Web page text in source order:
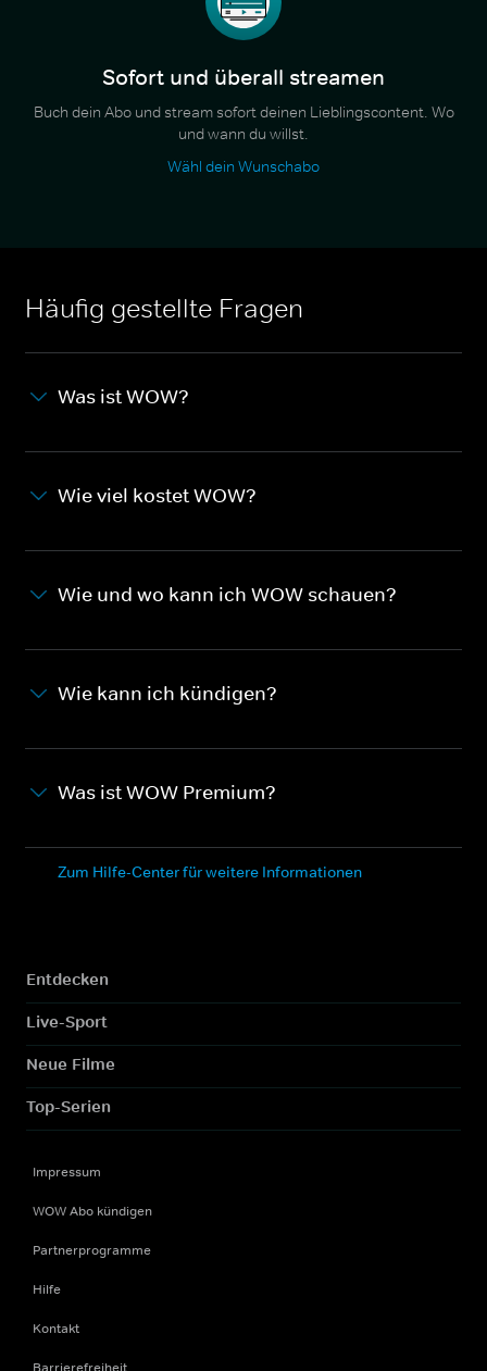
Sofort und überall streamen
Buch dein Abo und stream sofort deinen Lieblingscontent. Wo
und wann du willst.
Wähl dein Wunschabo
Häufig gestellte Fragen
Was ist WOW?
Wie viel kostet WOW?
Wie und wo kann ich WOW schauen?
Wie kann ich kündigen?
Was ist WOW Premium?
Zum Hilfe-Center für weitere Informationen
Entdecken
Live-Sport
Neue Filme
Top-Serien
Impressum
WOW Abo kündigen
Partnerprogramme
Hilfe
Kontakt